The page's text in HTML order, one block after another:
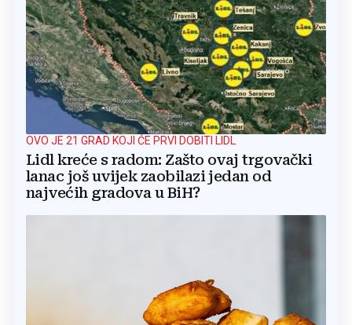
OVO JE 21 GRAD KOJI ĆE PRVI DOBITI LIDL
Lidl kreće s radom: Zašto ovaj trgovački
lanac još uvijek zaobilazi jedan od
najvećih gradova u BiH?